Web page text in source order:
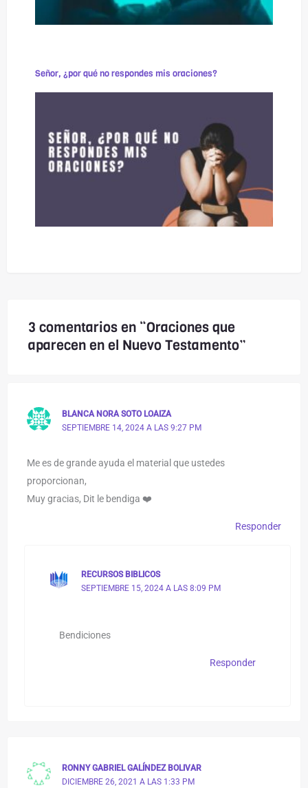
Señor, ¿por qué no respondes mis oraciones?
3 comentarios en “Oraciones que
aparecen en el Nuevo Testamento”
BLANCA NORA SOTO LOAIZA
SEPTIEMBRE 14, 2024 A LAS 9:27 PM
Me es de grande ayuda el material que ustedes
proporcionan,
Muy gracias, Dit le bendiga ❤️
Responder
RECURSOS BIBLICOS
SEPTIEMBRE 15, 2024 A LAS 8:09 PM
Bendiciones
Responder
RONNY GABRIEL GALÍNDEZ BOLIVAR
DICIEMBRE 26, 2021 A LAS 1:33 PM